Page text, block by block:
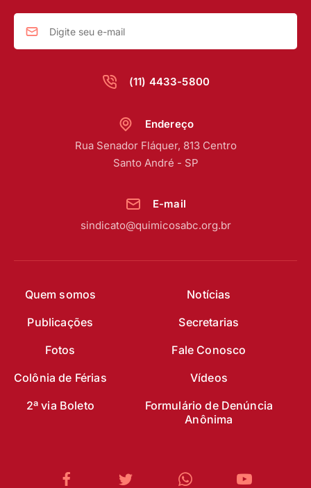
(11) 4433-5800
Quem somos
Notícias
Publicações
Secretarias
Fotos
Fale Conosco
Colônia de Férias
Vídeos
2ª via Boleto
Formulário de Denúncia
Anônima
Endereço
Rua Senador Fláquer, 813 Centro
Santo André - SP
E-mail
sindicato@quimicosabc.org.br